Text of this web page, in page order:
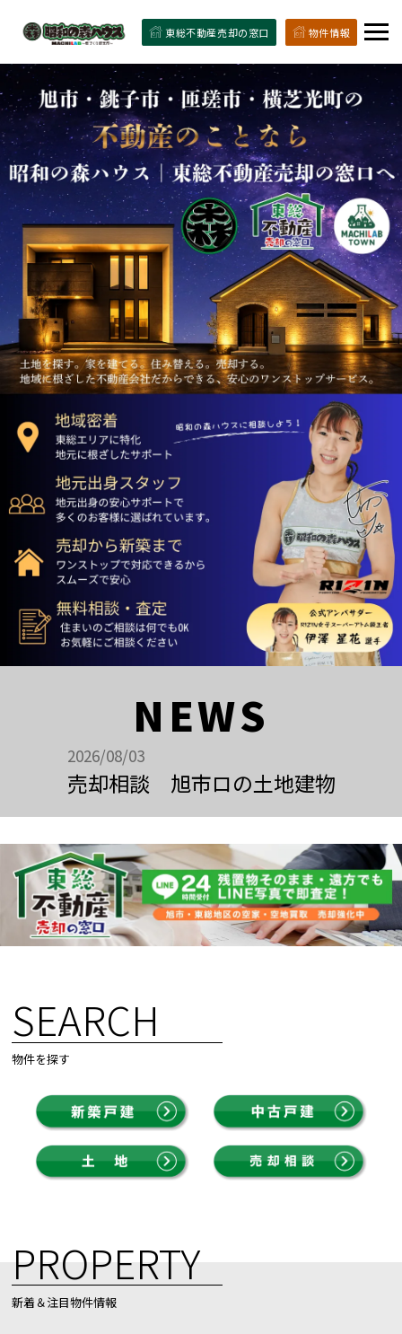
物件情報
東総不動産売却の窓口
NEWS
2026/08/03
売却相談 旭市ロの土地建物
SEARCH
物件を探す
PROPERTY
新着＆注目物件情報